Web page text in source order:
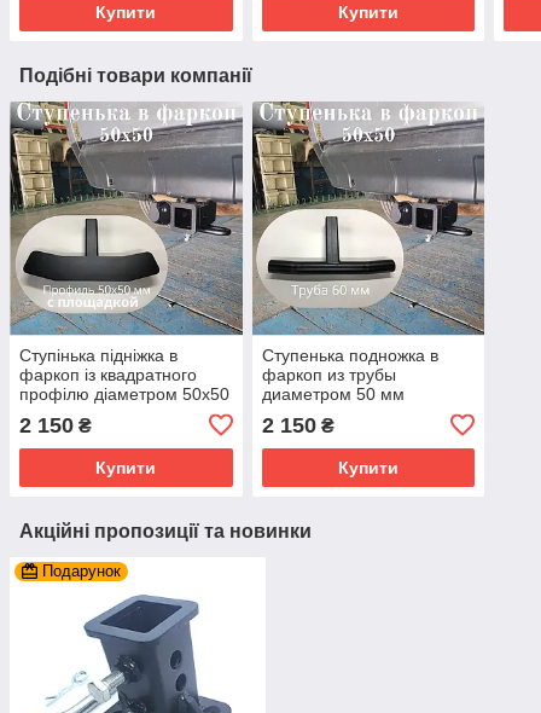
Купити Купити
Подібні товари компанії
Ступінька підніжка в
фаркоп із квадратного
профілю діаметром 50х50
2 150 ₴
Купити
Ступенька подножка в
фаркоп из трубы
диаметром 50 мм
2 150₴
Купити
Акційні пропозиції та новинки
Подарунок